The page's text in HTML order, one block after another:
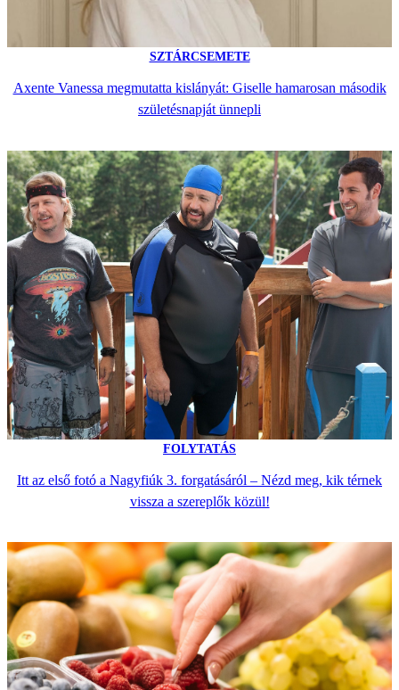
SZTÁRCSEMETE
Axente Vanessa megmutatta kislányát: Giselle hamarosan második
születésnapját ünnepli
FOLYTATÁS
Itt az első fotó a Nagyfiúk 3. forgatásáról – Nézd meg, kik térnek
vissza a szereplők közül!